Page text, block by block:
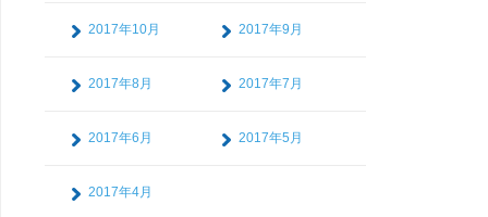
2017年10月 2017年9月
2017年8月 2017年7月
2017年6月 2017年5月
2017年4月